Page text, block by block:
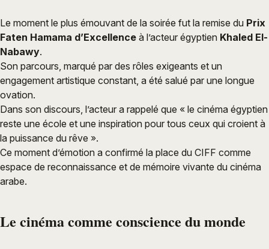
Le moment le plus émouvant de la soirée fut la remise du Prix
Faten Hamama d’Excellence à l’acteur égyptien Khaled El-
Nabawy.
Son parcours, marqué par des rôles exigeants et un
engagement artistique constant, a été salué par une longue
ovation.
Dans son discours, l’acteur a rappelé que « le cinéma égyptien
reste une école et une inspiration pour tous ceux qui croient à
la puissance du rêve ».
Ce moment d’émotion a confirmé la place du CIFF comme
espace de reconnaissance et de mémoire vivante du cinéma
arabe.
Le cinéma comme conscience du monde